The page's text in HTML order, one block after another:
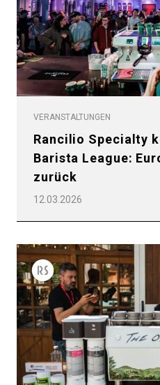
VERANSTALTUNGEN
Rancilio Specialty
Barista League:
zurück
12.03.2026